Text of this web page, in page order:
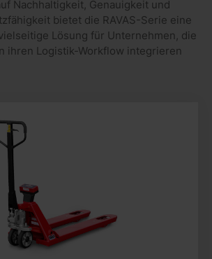
Nachhaltigkeit, Genauigkeit und
bietet die RAVAS-Serie eine
Lösung für Unternehmen, die
ihren Logistik-Workflow integrieren